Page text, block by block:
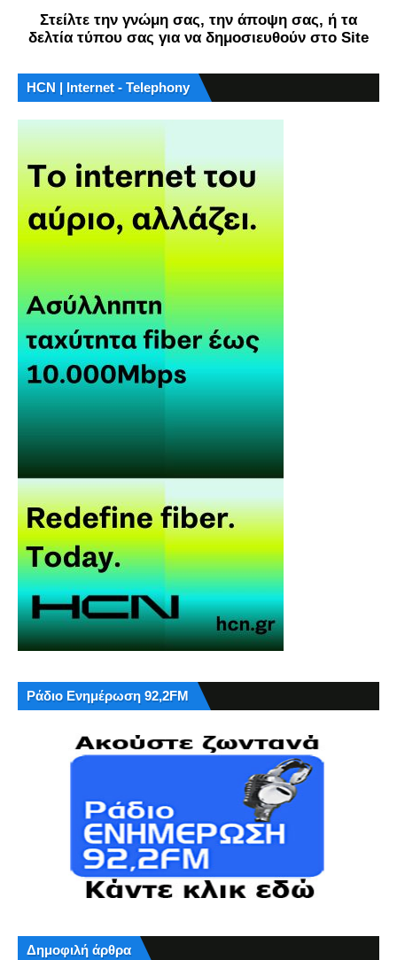
Στείλτε την γνώμη σας, την άποψη σας, ή τα
δελτία τύπου σας για να δημοσιευθούν στο Site
HCN | Internet - Telephony
Ράδιο Ενημέρωση 92,2FM
Δημοφιλή άρθρα